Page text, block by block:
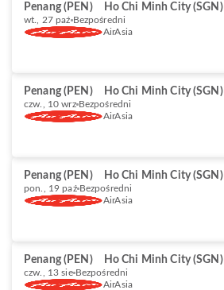
Penang (PEN) Ho Chi Minh City (SGN)
wt., 27 paź Bezpośredni
AirAsia
Penang (PEN) Ho Chi Minh City (SGN)
czw., 10 wrz Bezpośredni
AirAsia
Penang (PEN) Ho Chi Minh City (SGN)
pon., 19 paź Bezpośredni
AirAsia
Penang (PEN) Ho Chi Minh City (SGN)
czw., 13 sie Bezpośredni
AirAsia